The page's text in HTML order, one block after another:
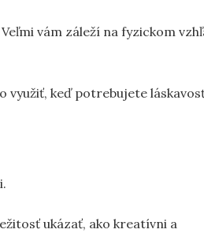
vám záleží na fyzickom
využiť, keď potrebujete
ukázať, ako kreatívni a